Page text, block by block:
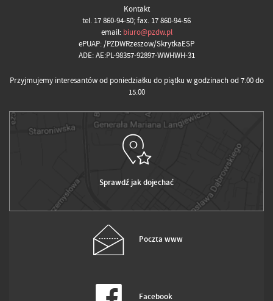
Kontakt
tel. 17 860-94-50; fax. 17 860-94-56
email: biuro@pzdw.pl
ePUAP: /PZDWRzeszow/SkrytkaESP
ADE: AE:PL-98357-92897-WWHWH-31
Przyjmujemy interesantów od poniedziałku do piątku w godzinach od 7.00 do
15.00
Sprawdź jak dojechać
Poczta www
Facebook